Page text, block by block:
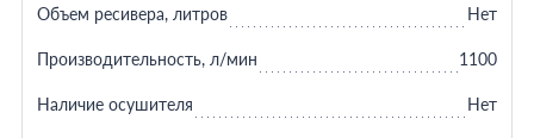
Объем ресивера, литров Нет
Производительность, л/мин 1100
Наличие осушителя Нет